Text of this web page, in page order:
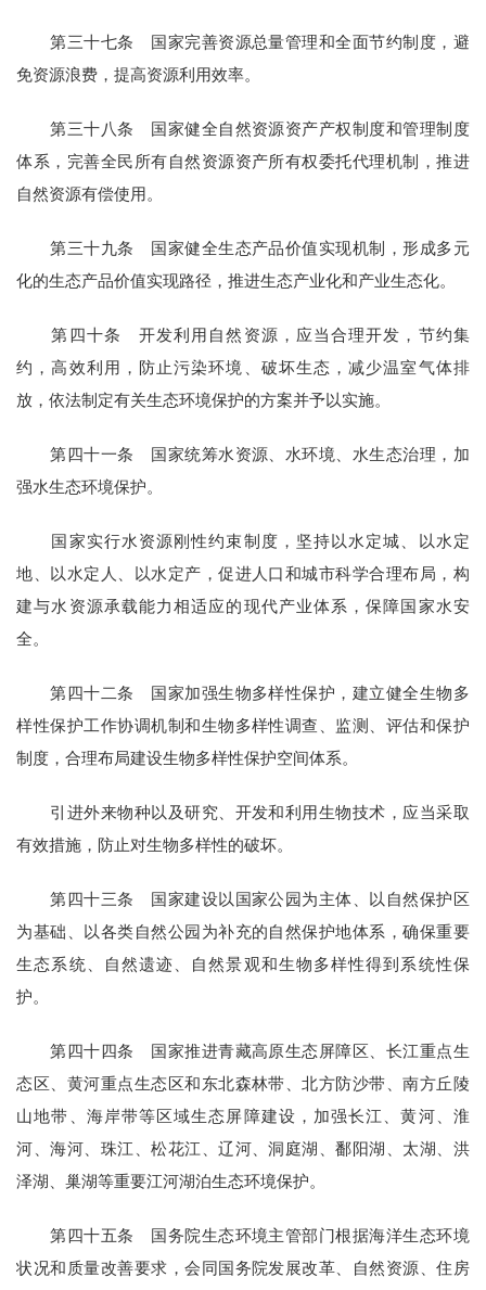
第三十七条 国家完善资源总量管理和全面节约制度，避
免资源浪费，提高资源利用效率。
第三十八条 国家健全自然资源资产产权制度和管理制度
体系，完善全民所有自然资源资产所有权委托代理机制，推进
自然资源有偿使用。
第三十九条 国家健全生态产品价值实现机制，形成多元
化的生态产品价值实现路径，推进生态产业化和产业生态化。
第四十条 开发利用自然资源，应当合理开发，节约集
约，高效利用，防止污染环境、破坏生态，减少温室气体排
放，依法制定有关生态环境保护的方案并予以实施。
第四十一条 国家统筹水资源、水环境、水生态治理，加
强水生态环境保护。
国家实行水资源刚性约束制度，坚持以水定城、以水定
地、以水定人、以水定产，促进人口和城市科学合理布局，构
建与水资源承载能力相适应的现代产业体系，保障国家水安
全。
第四十二条 国家加强生物多样性保护，建立健全生物多
样性保护工作协调机制和生物多样性调查、监测、评估和保护
制度，合理布局建设生物多样性保护空间体系。
引进外来物种以及研究、开发和利用生物技术，应当采取
有效措施，防止对生物多样性的破坏。
第四十三条 国家建设以国家公园为主体、以自然保护区
为基础、以各类自然公园为补充的自然保护地体系，确保重要
生态系统、自然遗迹、自然景观和生物多样性得到系统性保
护。
第四十四条 国家推进青藏高原生态屏障区、长江重点生
态区、黄河重点生态区和东北森林带、北方防沙带、南方丘陵
山地带、海岸带等区域生态屏障建设，加强长江、黄河、淮
河、海河、珠江、松花江、辽河、洞庭湖、鄱阳湖、太湖、洪
泽湖、巢湖等重要江河湖泊生态环境保护。
第四十五条 国务院生态环境主管部门根据海洋生态环境
状况和质量改善要求，会同国务院发展改革、自然资源、住房